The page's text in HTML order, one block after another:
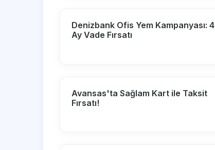
Denizbank Ofis Yem Kampanyası: 4
Ay Vade Fırsatı
Avansas'ta Sağlam Kart ile Taksit
Fırsatı!